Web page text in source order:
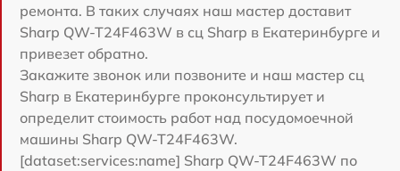
ремонта. В таких случаях наш мастер доставит
Sharp QW-T24F463W в сц Sharp в Екатеринбурге и
привезет обратно.
Закажите звонок или позвоните и наш мастер сц
Sharp в Екатеринбурге проконсультирует и
определит стоимость работ над посудомоечной
машины Sharp QW-T24F463W.
[dataset:services:name] Sharp QW-T24F463W по